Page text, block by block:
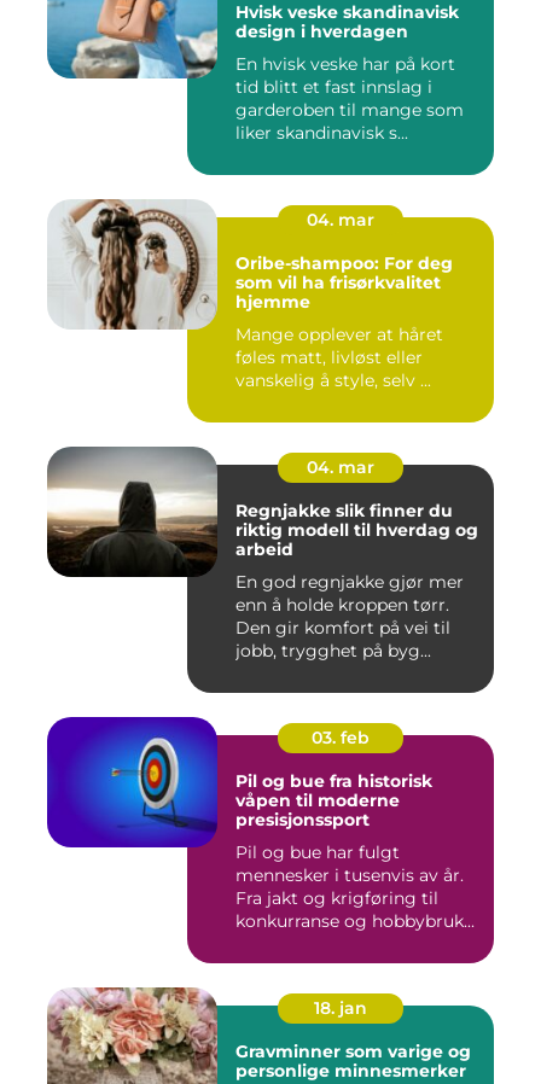
Hvisk veske skandinavisk
design i hverdagen
En hvisk veske har på kort
tid blitt et fast innslag i
garderoben til mange som
liker skandinavisk s...
04. mar
Oribe-shampoo: For deg
som vil ha frisørkvalitet
hjemme
Mange opplever at håret
føles matt, livløst eller
vanskelig å style, selv ...
04. mar
Regnjakke slik finner du
riktig modell til hverdag og
arbeid
En god regnjakke gjør mer
enn å holde kroppen tørr.
Den gir komfort på vei til
jobb, trygghet på byg...
03. feb
Pil og bue fra historisk
våpen til moderne
presisjonssport
Pil og bue har fulgt
mennesker i tusenvis av år.
Fra jakt og krigføring til
konkurranse og hobbybruk...
18. jan
Gravminner som varige og
personlige minnesmerker